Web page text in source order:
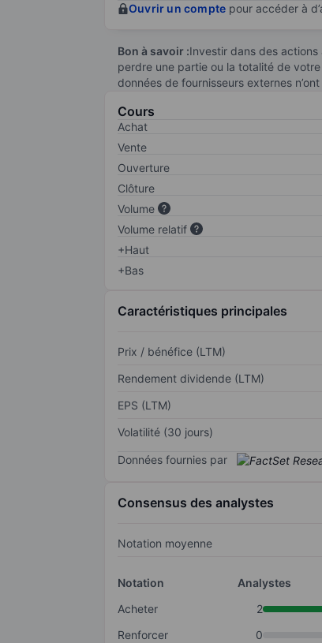
Ouvrir un compte pour accéder à
Bon à savoir :Investir dans des
perdre une partie ou la totalité de
données de fournisseurs externes
Cours
Achat
Vente
Ouverture
Clôture
Volume
Volume relatif
+Haut
+Bas
Caractéristiques principales
Prix / bénéfice (LTM)
Rendement dividende (LTM)
EPS (LTM)
Volatilité (30 jours)
Données fournies par
Consensus des analystes
Notation moyenne
Notation
Analystes
Acheter
2
Renforcer
0